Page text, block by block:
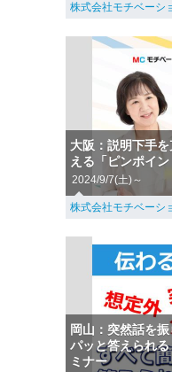
株式会社モチベーシ
大阪：説明下手
える「ピンポイ
2024/9/7(土)～
株式会社モチベーシ
岡山：突然話を
パッと答えられ
ミナー